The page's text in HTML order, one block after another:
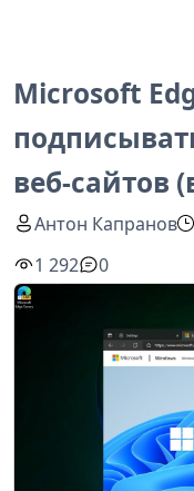
Microsoft
веб-сайтов
Антон Капранов
1 292
0